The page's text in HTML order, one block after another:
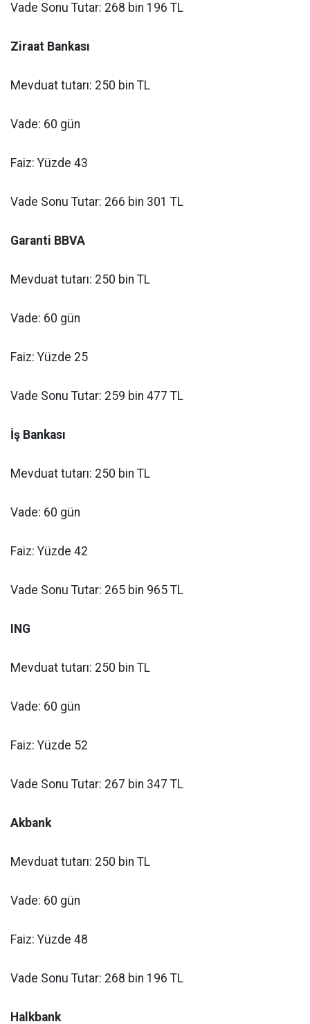
Vade Sonu Tutar: 268 bin 196 TL
Ziraat Bankası
Mevduat tutarı: 250 bin TL
Vade: 60 gün
Faiz: Yüzde 43
Vade Sonu Tutar: 266 bin 301 TL
Garanti BBVA
Mevduat tutarı: 250 bin TL
Vade: 60 gün
Faiz: Yüzde 25
Vade Sonu Tutar: 259 bin 477 TL
İş Bankası
Mevduat tutarı: 250 bin TL
Vade: 60 gün
Faiz: Yüzde 42
Vade Sonu Tutar: 265 bin 965 TL
ING
Mevduat tutarı: 250 bin TL
Vade: 60 gün
Faiz: Yüzde 52
Vade Sonu Tutar: 267 bin 347 TL
Akbank
Mevduat tutarı: 250 bin TL
Vade: 60 gün
Faiz: Yüzde 48
Vade Sonu Tutar: 268 bin 196 TL
Halkbank